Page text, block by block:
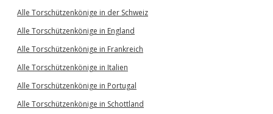
Alle Torschützenkönige in der Schweiz
Alle Torschützenkönige in England
Alle Torschützenkönige in Frankreich
Alle Torschützenkönige in Italien
Alle Torschützenkönige in Portugal
Alle Torschützenkönige in Schottland